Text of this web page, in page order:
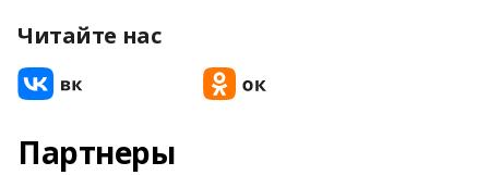
Читайте нас
Партнеры